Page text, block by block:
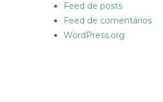
Feed de posts
Feed de comentários
WordPress.org